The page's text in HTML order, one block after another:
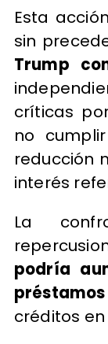
Esta
sin
Trump
críticas
no
reducción
interés
La
podría
créditos